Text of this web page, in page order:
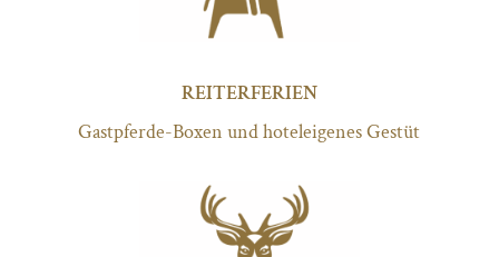
REITERFERIEN
Gastpferde-Boxen und hoteleigenes Gestüt